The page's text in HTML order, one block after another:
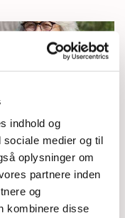
indhold og
medier og til
oplysninger om
partnere inden
og
kombinere disse